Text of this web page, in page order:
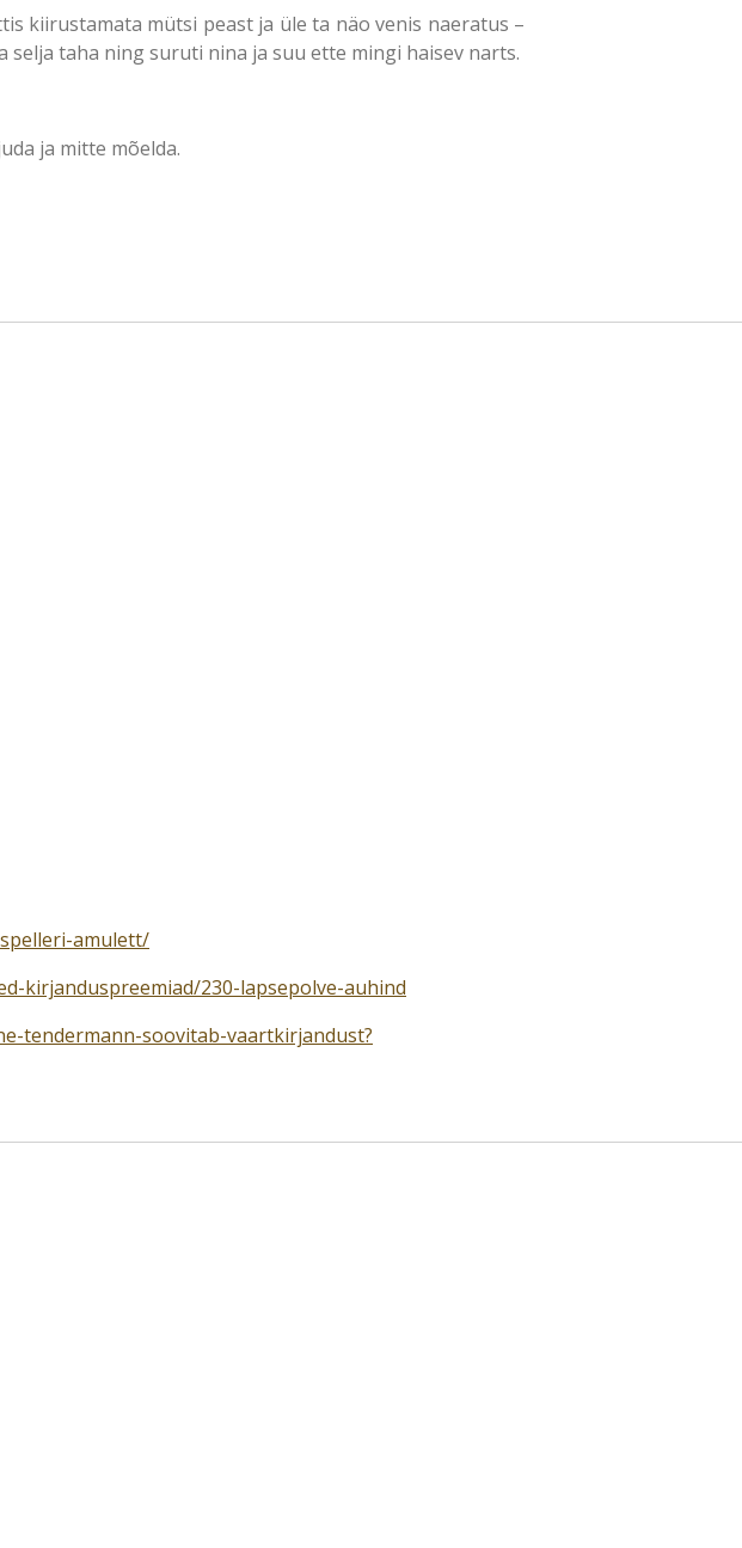
kiirustamata mütsi peast ja üle ta näo venis naeratus –
taha ning suruti nina ja suu ette mingi haisev narts.
ja mitte mõelda.
amulett/
kirjanduspreemiad/230-lapsepolve-auhind
tendermann-soovitab-vaartkirjandust?